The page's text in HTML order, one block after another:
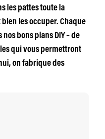
les pattes toute la
les occuper. Chaque
bons plans DIY – de
qui vous permettront
on fabrique des